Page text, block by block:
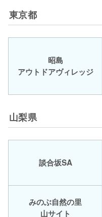
東京都
昭島
アウトドアヴィレッジ
山梨県
談合坂SA
みのぶ自然の里
山サイト